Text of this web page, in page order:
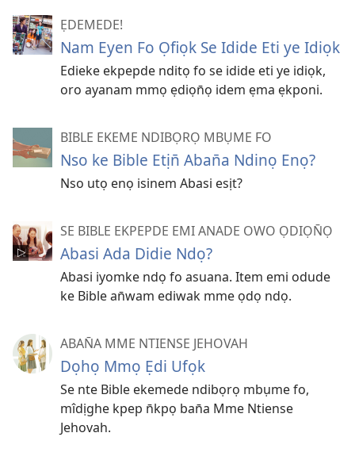
ẸDEMEDE!
Nam Eyen Fo Ọfiọk Se Idide Eti ye Idiọk
Edieke ekpepde nditọ fo se idide eti ye idiọk,
oro ayanam mmọ ẹdiọn̄ọ idem ẹma ẹkponi.
BIBLE EKEME NDIBỌRỌ MBỤME FO
Nso ke Bible Etịn̄ Aban̄a Ndinọ Enọ?
Nso utọ enọ isinem Abasi esịt?
SE BIBLE EKPEPDE EMI ANADE OWO ỌDIỌN̄Ọ
Abasi Ada Didie Ndọ?
Abasi iyomke ndọ fo asuana. Item emi odude
ke Bible an̄wam ediwak mme ọdọ ndọ.
ABAN̄A MME NTIENSE JEHOVAH
Dọhọ Mmọ Ẹdi Ufọk
Se nte Bible ekemede ndibọrọ mbụme fo,
mîdịghe kpep n̄kpọ ban̄a Mme Ntiense
Jehovah.